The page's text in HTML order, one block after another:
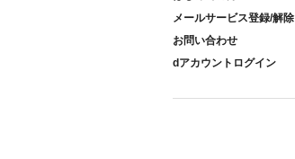
メールサービス登録/解除
お問い合わせ
dアカウントログイン